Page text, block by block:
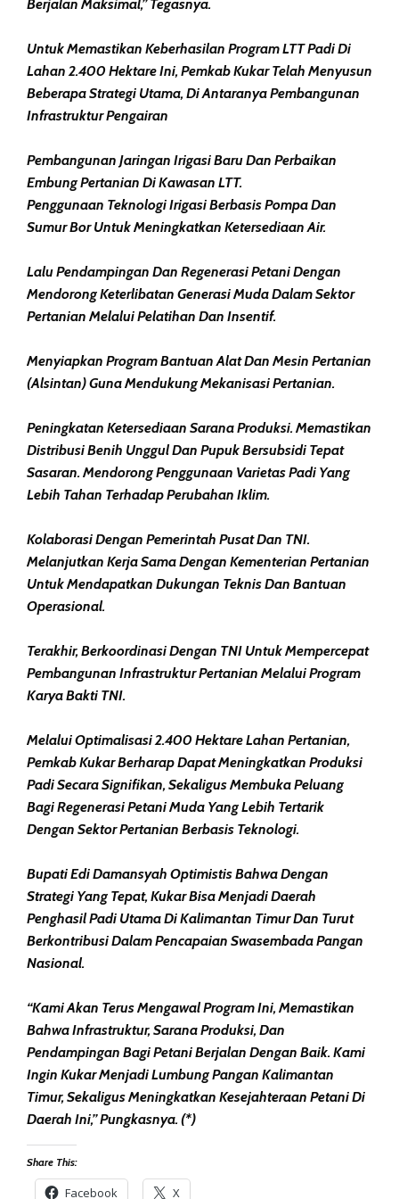
Berjalan Maksimal,” Tegasnya.
Untuk Memastikan Keberhasilan Program LTT Padi Di
Lahan 2.400 Hektare Ini, Pemkab Kukar Telah Menyusun
Beberapa Strategi Utama, Di Antaranya Pembangunan
Infrastruktur Pengairan
Pembangunan Jaringan Irigasi Baru Dan Perbaikan
Embung Pertanian Di Kawasan LTT.
Penggunaan Teknologi Irigasi Berbasis Pompa Dan
Sumur Bor Untuk Meningkatkan Ketersediaan Air.
Lalu Pendampingan Dan Regenerasi Petani Dengan
Mendorong Keterlibatan Generasi Muda Dalam Sektor
Pertanian Melalui Pelatihan Dan Insentif.
Menyiapkan Program Bantuan Alat Dan Mesin Pertanian
(Alsintan) Guna Mendukung Mekanisasi Pertanian.
Peningkatan Ketersediaan Sarana Produksi. Memastikan
Distribusi Benih Unggul Dan Pupuk Bersubsidi Tepat
Sasaran. Mendorong Penggunaan Varietas Padi Yang
Lebih Tahan Terhadap Perubahan Iklim.
Kolaborasi Dengan Pemerintah Pusat Dan TNI.
Melanjutkan Kerja Sama Dengan Kementerian Pertanian
Untuk Mendapatkan Dukungan Teknis Dan Bantuan
Operasional.
Terakhir, Berkoordinasi Dengan TNI Untuk Mempercepat
Pembangunan Infrastruktur Pertanian Melalui Program
Karya Bakti TNI.
Melalui Optimalisasi 2.400 Hektare Lahan Pertanian,
Pemkab Kukar Berharap Dapat Meningkatkan Produksi
Padi Secara Signifikan, Sekaligus Membuka Peluang
Bagi Regenerasi Petani Muda Yang Lebih Tertarik
Dengan Sektor Pertanian Berbasis Teknologi.
Bupati Edi Damansyah Optimistis Bahwa Dengan
Strategi Yang Tepat, Kukar Bisa Menjadi Daerah
Penghasil Padi Utama Di Kalimantan Timur Dan Turut
Berkontribusi Dalam Pencapaian Swasembada Pangan
Nasional.
“Kami Akan Terus Mengawal Program Ini, Memastikan
Bahwa Infrastruktur, Sarana Produksi, Dan
Pendampingan Bagi Petani Berjalan Dengan Baik. Kami
Ingin Kukar Menjadi Lumbung Pangan Kalimantan
Timur, Sekaligus Meningkatkan Kesejahteraan Petani Di
Daerah Ini,” Pungkasnya. (*)
Share This:
Facebook X